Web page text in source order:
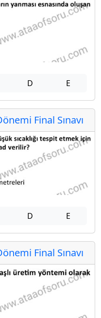
D E
Final Sınavı
D E
Final Sınavı